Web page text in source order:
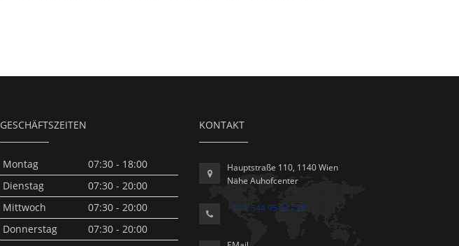
GESCHÄFTSZEITEN
Montag
07:30 - 18:00
Dienstag
07:30 - 20:00
Mittwoch
07:30 - 20:00
Donnerstag
07:30 - 20:00
KONTAKT
Hauptstraße 110, 1140 Wien
Nähe Auhofcenter
+43 1 544 95 32 - 26